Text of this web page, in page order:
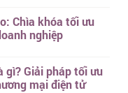
Chìa khóa tối ưu
nghiệp
gì? Giải pháp tối ưu
mại điện tử